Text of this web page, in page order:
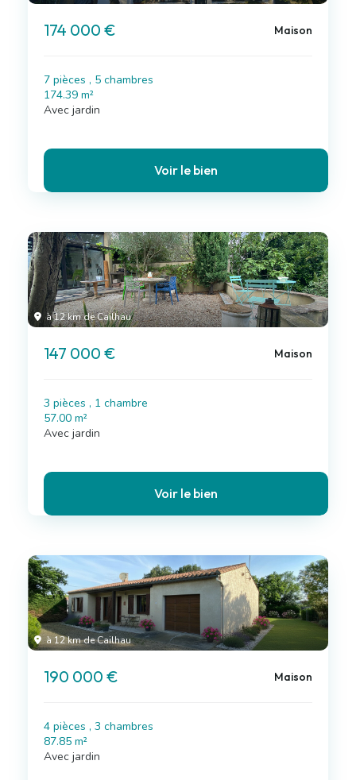
174 000 € Maison
7 pièces , 5 chambres
174.39 m²
Avec jardin
Voir le bien
à 12 km de Cailhau
147 000 € Maison
3 pièces , 1 chambre
57.00 m²
Avec jardin
Voir le bien
à 12 km de Cailhau
190 000 € Maison
4 pièces , 3 chambres
87.85 m²
Avec jardin